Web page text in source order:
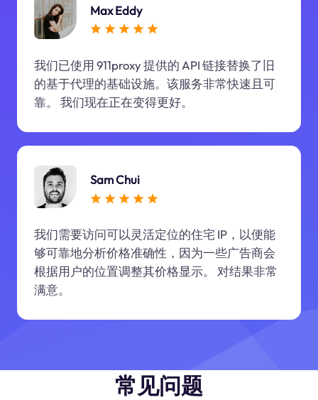
Max Eddy
我们已使用 911proxy 提供的 API 链接替换了旧
的基于代理的基础设施。该服务非常快速且可
靠。 我们现在正在变得更好。
Sam Chui
我们需要访问可以灵活定位的住宅 IP，以便能
够可靠地分析价格准确性，因为一些广告商会
根据用户的位置调整其价格显示。 对结果非常
满意。
常见问题